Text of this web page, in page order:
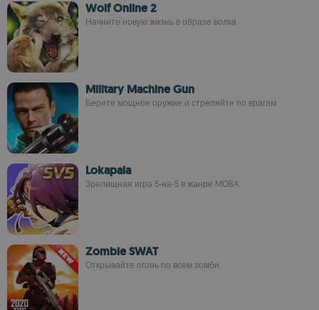
Wolf Online 2
Начните новую жизнь в образе волка
Military Machine Gun
Берите мощное оружие и стреляйте по врагам
Lokapala
Зрелищная игра 5-на-5 в жанре MOBA
Zombie SWAT
Открывайте огонь по всем зомби